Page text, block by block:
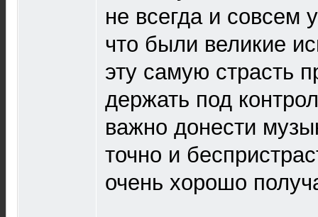
не всегда и совсем
что были великие
эту самую страсть
держать под
важно донести
точно и
очень хорошо